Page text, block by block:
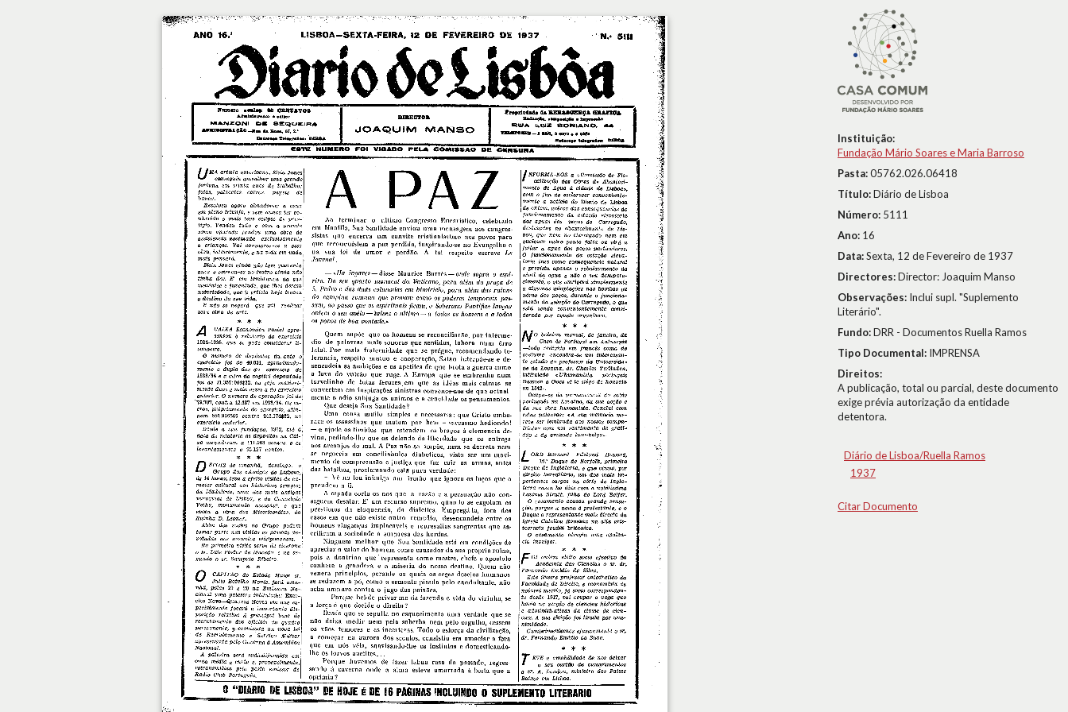
Instituição:
Fundação Mário Soares e Maria Barroso
Pasta:05762.026.06418
Título:Diário de Lisboa
Número: 5111
Ano: 16
Data:Sexta, 12 de Fevereiro de 1937
Directores:Director: Joaquim Manso
Observações: Inclui supl. "Suplemento
Literário".
Fundo:DRR - Documentos Ruella Ramos
Tipo Documental: IMPRENSA
Direitos:
A publicação, total ou parcial, deste documento
exige prévia autorização da entidade
detentora.
Diário de Lisboa/Ruella Ramos
1937
Citar Documento